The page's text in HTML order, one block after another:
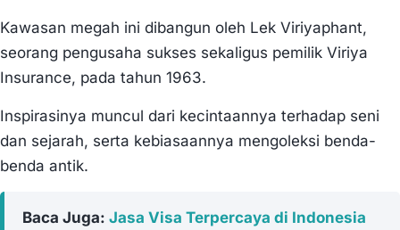
Kawasan megah ini dibangun oleh Lek Viriyaphant,
seorang pengusaha sukses sekaligus pemilik Viriya
Insurance, pada tahun 1963.
Inspirasinya muncul dari kecintaannya terhadap seni
dan sejarah, serta kebiasaannya mengoleksi benda-
benda antik.
Baca Juga: Jasa Visa Terpercaya di Indonesia